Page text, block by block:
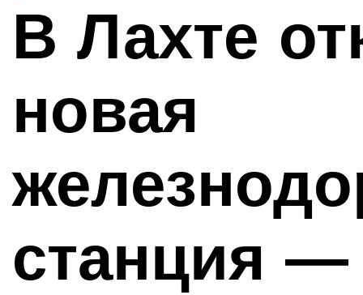
В Лахте
новая
станция